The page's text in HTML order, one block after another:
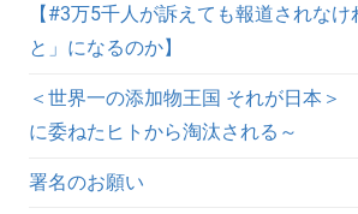
【#3万5千人が訴えても報道されな
と」になるのか】
＜世界一の添加物王国 それが日本
に委ねたヒトから淘汰される～
署名のお願い